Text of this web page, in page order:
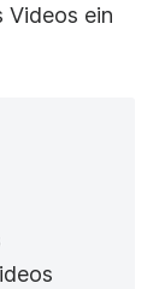
Videos ein